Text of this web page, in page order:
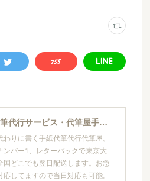
手紙代筆代行サービス・代筆屋手書き屋®
わりに書く手紙代筆代行代筆屋。
ンバー1、レターパックで東京大
国どこでも翌日配送します。お急
応してますので当日対応も可能。